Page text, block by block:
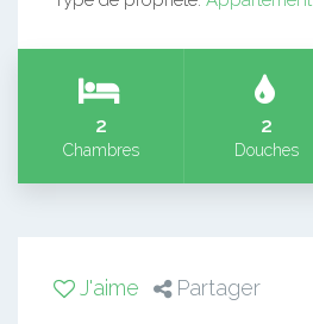
2
Chambres
2
Douches
J'aime Partager